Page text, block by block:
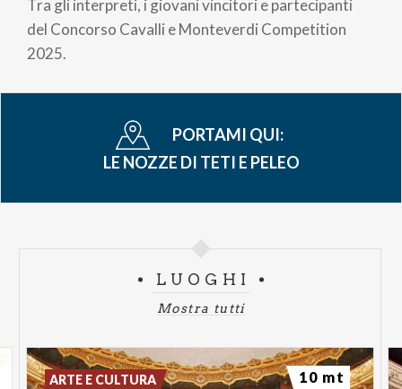
Tra gli interpreti, i giovani vincitori e partecipanti
del Concorso Cavalli e Monteverdi Competition
2025.
PORTAMI QUI:
LE NOZZE DI TETI E PELEO
LUOGHI
Mostra tutti
ARTE E CULTURA 10 mt